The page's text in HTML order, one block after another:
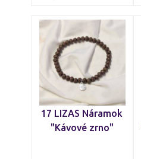
17 LIZAS Náramok
"Kávové zrno"